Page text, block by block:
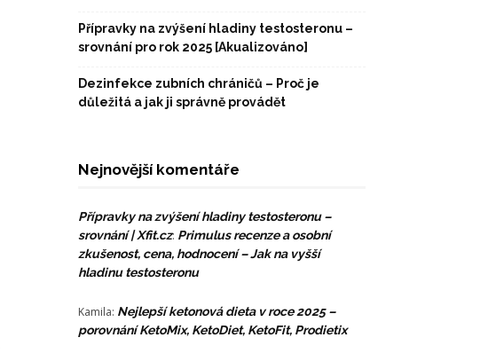
Přípravky na zvýšení hladiny testosteronu –
srovnání pro rok 2025 [Akualizováno]
Dezinfekce zubních chráničů – Proč je
důležitá a jak ji správně provádět
Nejnovější komentáře
Přípravky na zvýšení hladiny testosteronu –
srovnání | Xfit.cz: Primulus recenze a osobní
zkušenost, cena, hodnocení – Jak na vyšší
hladinu testosteronu
Kamila: Nejlepší ketonová dieta v roce 2025 –
porovnání KetoMix, KetoDiet, KetoFit, Prodietix